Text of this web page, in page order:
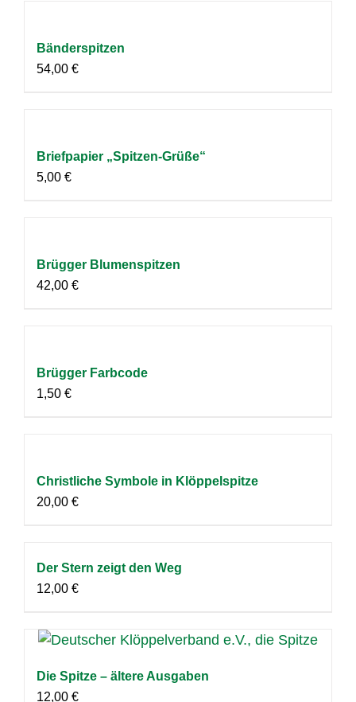
Bänderspitzen
54,00 €
Briefpapier „Spitzen-Grüße“
5,00 €
Brügger Blumenspitzen
42,00 €
Brügger Farbcode
1,50 €
Christliche Symbole in Klöppelspitze
20,00 €
Der Stern zeigt den Weg
12,00 €
Die Spitze – ältere Ausgaben
12,00 €